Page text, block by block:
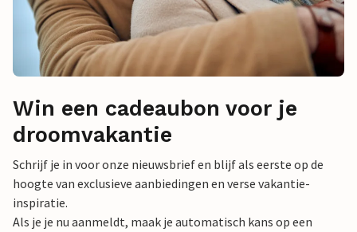
Win een cadeaubon voor je
droomvakantie
Schrijf je in voor onze nieuwsbrief en blijf als eerste op de
hoogte van exclusieve aanbiedingen en verse vakantie-
inspiratie.
Als je je nu aanmeldt, maak je automatisch kans op een